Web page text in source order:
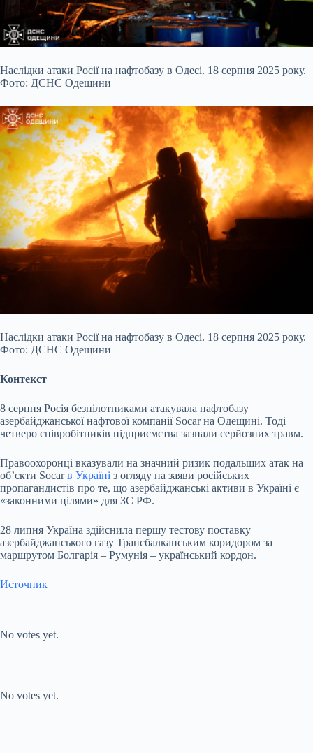
Наслідки атаки Росії на нафтобазу в Одесі. 18 серпня 2025 року.
Фото: ДСНС Одещини
Наслідки атаки Росії на нафтобазу в Одесі. 18 серпня 2025 року.
Фото: ДСНС Одещини
Контекст
8 серпня Росія безпілотниками атакувала нафтобазу
азербайджанської нафтової компанії Socar на Одещині. Тоді
четверо співробітників підприємства зазнали серйозних травм.
Правоохоронці вказували на значний ризик подальших атак на
об’єкти Socarв Україні з огляду на заяви російських
пропагандистів про те, що азербайджанські активи в Україні є
«законними цілями» для ЗС РФ.
28 липня Україна здійснила першу тестову поставку
азербайджанського газу Трансбалканським коридором за
маршрутом Болгарія – Румунія – український кордон.
Источник
No votes yet.
No votes yet.